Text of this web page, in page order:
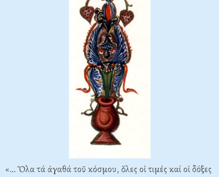
«… Ὅλα τά ἀγαθά τοῦ κόσμου, ὅλες οἱ τιμές καί οἱ δόξες